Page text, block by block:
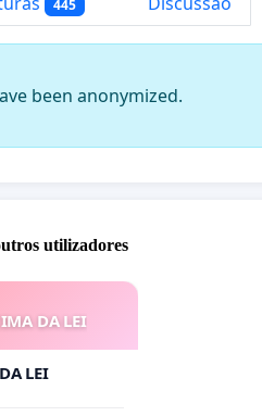
445
been anonymized.
utilizadores
DA LEI
LEI